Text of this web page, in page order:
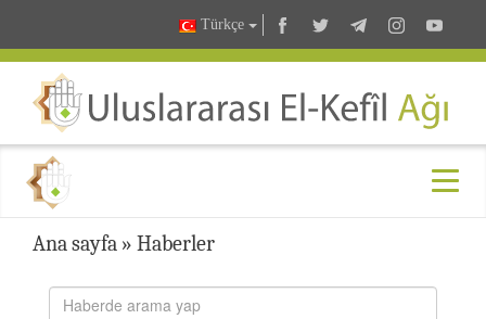
Türkçe
Ana sayfa » Haberler